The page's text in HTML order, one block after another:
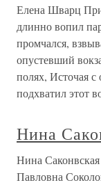
Елена Шварц
длинно вопил
промчался,
опустевший
полях, Источая
подхватил этот
Нина
Нина
Павловна